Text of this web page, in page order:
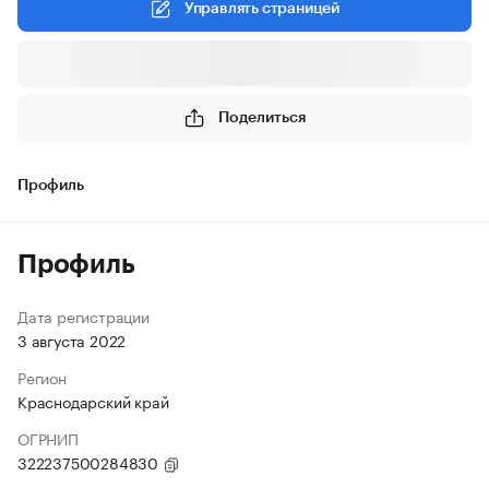
Управлять страницей
Поделиться
Профиль
Профиль
Дата регистрации
3 августа 2022
Регион
Краснодарский край
ОГРНИП
322237500284830